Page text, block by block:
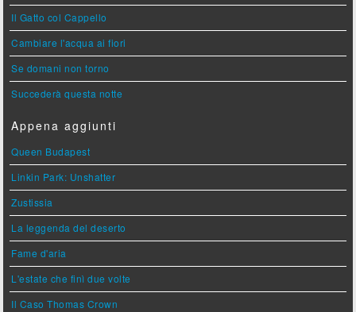
Il Gatto col Cappello
Cambiare l'acqua ai fiori
Se domani non torno
Succederà questa notte
Appena aggiunti
Queen Budapest
Linkin Park: Unshatter
Zustissia
La leggenda del deserto
Fame d'aria
L'estate che finì due volte
Il Caso Thomas Crown